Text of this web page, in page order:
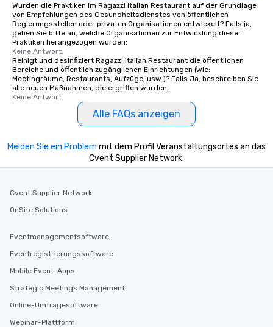
Wurden die Praktiken im Ragazzi Italian Restaurant auf der Grundlage
von Empfehlungen des Gesundheitsdienstes von öffentlichen
Regierungsstellen oder privaten Organisationen entwickelt? Falls ja,
geben Sie bitte an, welche Organisationen zur Entwicklung dieser
Praktiken herangezogen wurden:
Keine Antwort.
Reinigt und desinfiziert Ragazzi Italian Restaurant die öffentlichen
Bereiche und öffentlich zugänglichen Einrichtungen (wie:
Meetingräume, Restaurants, Aufzüge, usw.)? Falls Ja, beschreiben Sie
alle neuen Maßnahmen, die ergriffen wurden.
Keine Antwort.
Alle FAQs anzeigen
Melden Sie ein Problem mit dem Profil Veranstaltungsortes an das
Cvent Supplier Network.
Cvent Supplier Network
OnSite Solutions
Eventmanagementsoftware
Eventregistrierungssoftware
Mobile Event-Apps
Strategic Meetings Management
Online-Umfragesoftware
Webinar-Plattform